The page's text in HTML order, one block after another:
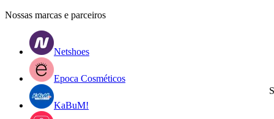
Nossas marcas e parceiros
Netshoes
Epoca Cosméticos
KaBuM!